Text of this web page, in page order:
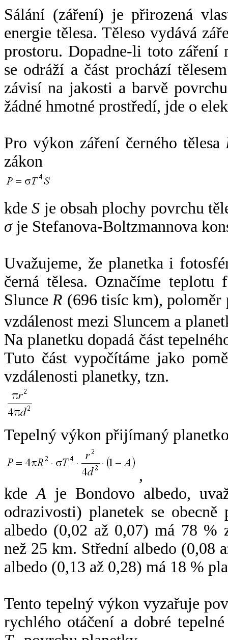
Sálání (záření) je přirozená
energie tělesa. Těleso vydává
prostoru. Dopadne-li toto záření
se odráží a část prochází
závisí na jakosti a barvě
žádné hmotné prostředí, jde o
Pro výkon záření černého tělesa
zákon
kdeS je obsah plochy povrchu
σje Stefanova-Boltzmannova
Uvažujeme, že planetka i
černá tělesa. Označíme
SlunceR (696 tisíc km),
vzdálenost mezi Sluncem a
Na planetku dopadá část
Tuto část vypočítáme jako
vzdálenosti planetky, tzn.
Tepelný výkon přijímaný
,
kdeA je Bondovo albedo,
odrazivosti) planetek se
albedo (0,02 až 0,07) má 78 %
než 25 km. Střední albedo (0,08
albedo (0,13 až 0,28) má 18 %
Tento tepelný výkon vyzařuje
rychlého otáčení a dobré